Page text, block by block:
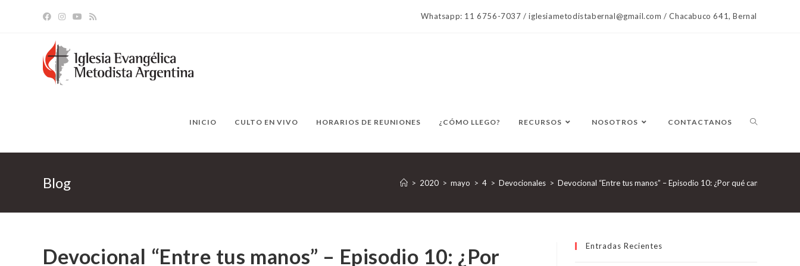
Whatsapp: 11 6756-7037 / iglesiametodistabernal@gmail.com / Chacabuco 641, Bernal
INICIO CULTO EN VIVO HORARIOS DE REUNIONES ¿CÓMO LLEGO? RECURSOS NOSOTROS CONTACTANOS
Blog > 2020 > mayo > 4 > Devocionales > Devocional “Entre tus manos” – Episodio 10: ¿Por qué cantan los
Devocional “Entre tus manos” – Episodio 10: ¿Por
Entradas Recientes